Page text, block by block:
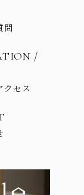
問
/
クセス